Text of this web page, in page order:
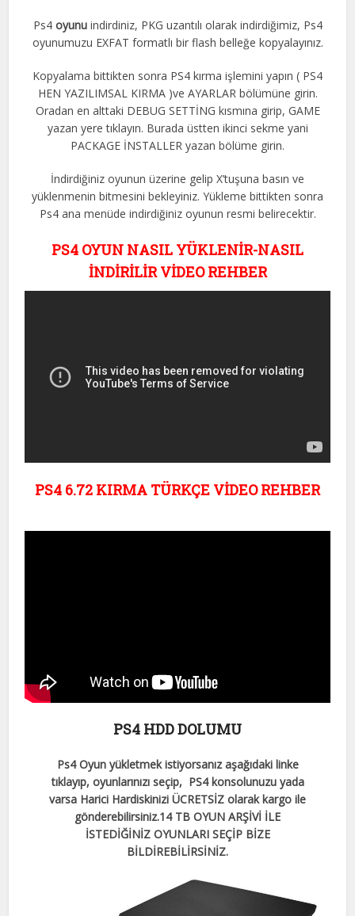
Ps4 oyunuindirdiniz, PKG uzantılı olarak indirdiğimiz, Ps4
oyunumuzu EXFAT formatlı bir flash belleğe kopyalayınız.
Kopyalama bittikten sonra PS4 kırma işlemini yapın ( PS4
HEN YAZILIMSAL KIRMA )ve AYARLAR bölümüne girin.
Oradan en alttaki DEBUG SETTİNG kısmına girip, GAME
yazan yere tıklayın. Burada üstten ikinci sekme yani
PACKAGE İNSTALLER yazan bölüme girin.
İndirdiğiniz oyunun üzerine gelip X’tuşuna basın ve
yüklenmenin bitmesini bekleyiniz. Yükleme bittikten sonra
Ps4 ana menüde indirdiğiniz oyunun resmi belirecektir.
PS4 OYUN NASIL YÜKLENİR-NASIL
İNDİRİLİR VİDEO REHBER
PS4 6.72 KIRMA TÜRKÇE VİDEO REHBER
PS4 HDD DOLUMU
Ps4 Oyun yükletmek istiyorsanız aşağıdaki linke
tıklayıp, oyunlarınızı seçip, PS4 konsolunuzu yada
varsa Harici Hardiskinizi ÜCRETSİZ olarak kargo ile
gönderebilirsiniz.14 TB OYUN ARŞİVİ İLE
İSTEDİĞİNİZ OYUNLARI SEÇİP BİZE
BİLDİREBİLİRSİNİZ.